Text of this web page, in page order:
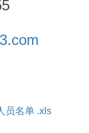
.com
员名单 .xls